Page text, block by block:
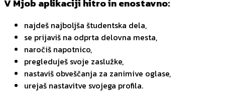
najdeš najboljša študentska dela,
se prijaviš na odprta delovna mesta,
naročiš napotnico,
pregleduješ svoje zaslužke,
nastaviš obveščanja za zanimive oglase,
urejaš nastavitve svojega profila.